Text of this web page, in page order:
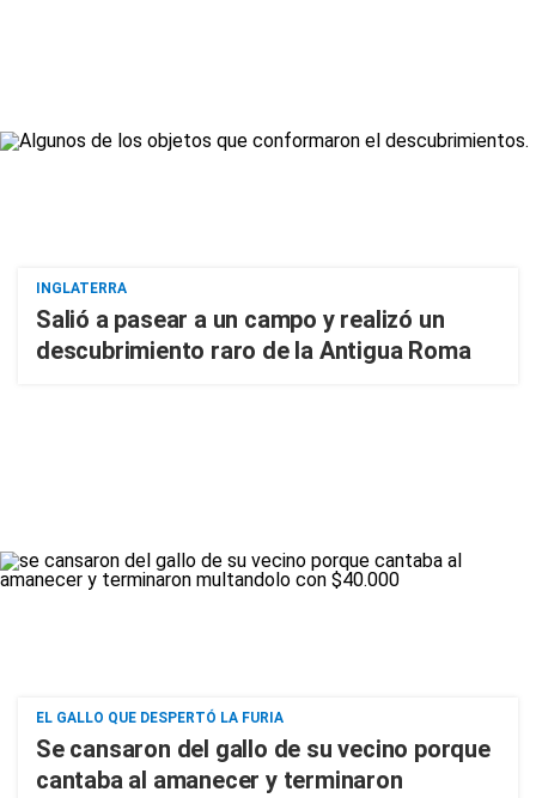
INGLATERRA
Salió a pasear a un campo y realizó un
descubrimiento raro de la Antigua Roma
EL GALLO QUE DESPERTÓ LA FURIA
Se cansaron del gallo de su vecino porque
cantaba al amanecer y terminaron